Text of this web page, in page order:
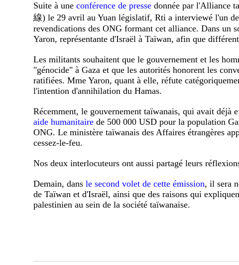
Suite à une conférence de presse donnée par l'Alliance
線) le 29 avril au Yuan législatif, Rti a interviewé l'un
revendications des ONG formant cet alliance. Dans un
Yaron, représentante d'Israël à Taïwan, afin que
Les militants souhaitent que le gouvernement et les
"génocide" à Gaza et que les autorités honorent les
ratifiées. Mme Yaron, quant à elle, réfute
l'intention d'annihilation du Hamas.
Récemment, le gouvernement taïwanais, qui avait déjà
aide humanitaire de 500 000 USD pour la population
ONG. Le ministère taïwanais des Affaires étrangères
cessez-le-feu.
Nos deux interlocuteurs ont aussi partagé leurs
Demain, dansle second volet de cette émission, il sera
de Taïwan et d'Israël, ainsi que des raisons qui
palestinien au sein de la société taïwanaise.